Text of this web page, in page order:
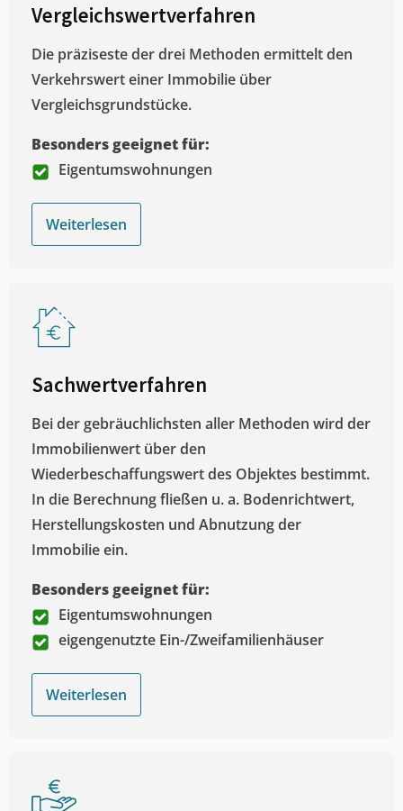
Vergleichswertverfahren
Die präziseste der drei Methoden ermittelt den
Verkehrswert einer Immobilie über
Vergleichsgrundstücke.
Besonders geeignet für:
Eigentumswohnungen
Weiterlesen
Sachwertverfahren
Bei der gebräuchlichsten aller Methoden wird der
Immobilienwert über den
Wiederbeschaffungswert des Objektes bestimmt.
In die Berechnung fließen u. a. Bodenrichtwert,
Herstellungskosten und Abnutzung der
Immobilie ein.
Besonders geeignet für:
Eigentumswohnungen
eigengenutzte Ein-/Zweifamilienhäuser
Weiterlesen